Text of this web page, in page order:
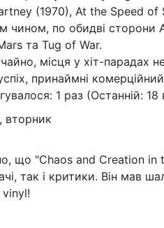
(1970), At the Speed of
чином, по обидві сторони
та Tug of War.
місця у хіт-парадах
принаймні
1 раз (Останній:
вторник
що "Chaos and Creation in
так і критики. Він мав
vinyl!